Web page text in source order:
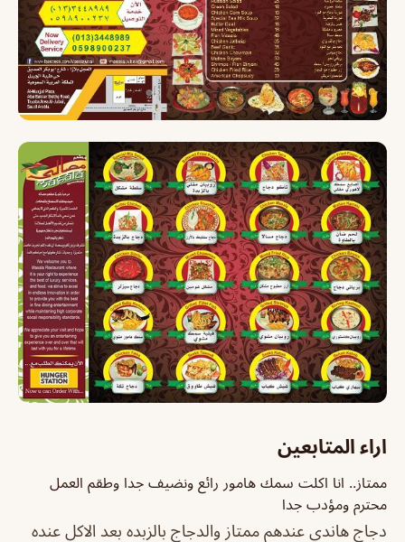
اراء المتابعين
ممتاز.. انا اكلت سمك هامور رائع ونضيف جدا وطقم العمل
محترم ومؤدب جدا
دجاج هاندي عندهم ممتاز والدجاج بالزبده بعد الاكل عنده